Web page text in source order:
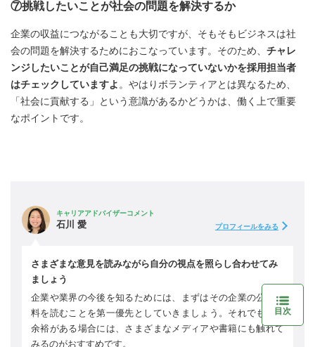
⑦挑戦したいことが社会の問題を解決するか
企業の収益につながることも大切ですが、そもそもビジネスは社
会の問題を解決するためにおこなっています。そのため、 チャレ
ンジしたいことが自己満足の挑戦になっていないかを採用担当者
はチェックしていますよ。やはりボランティアとは異なるため、
「社会に貢献する」という意識があるかどうかは、働く上で重要
なポイントです。
キャリアアドバイザーコメント
石川 愛 プロフィールをみる
さまざまな意見を読みながら自分の視点を照らし合わせてみ
ましょう
企業や業界の今後を知るためには、まずはその企業の公式資
料を読むことを第一優先としていきましょう。それでもまだ
余裕がある場合には、さまざまなメディアや書籍にも触れて
みるのがおすすめです。
目次